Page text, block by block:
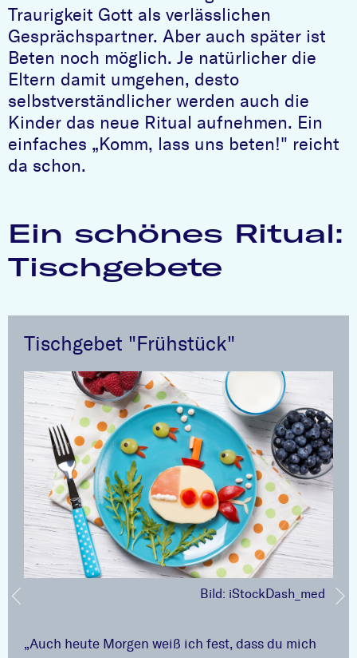
Traurigkeit Gott als verlässlichen
Gesprächspartner. Aber auch später ist
Beten noch möglich. Je natürlicher die
Eltern damit umgehen, desto
selbstverständlicher werden auch die
Kinder das neue Ritual aufnehmen. Ein
einfaches „Komm, lass uns beten!" reicht
da schon.
Ein schönes Ritual:
Tischgebete
Tischgebet "Frühstück"
Bild: iStockDash_med
„Auch heute Morgen weiß ich fest, dass du mich